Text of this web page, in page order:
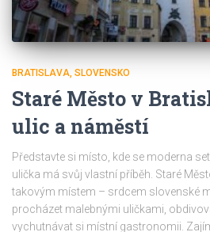
BRATISLAVA SLOVENSKO
Staré Město v
ulic a náměstí
Představte si místo, kde se moderna
ulička má svůj vlastní příběh. Staré
takovým místem – srdcem slovenské
procházet malebnými uličkami,
vychutnávat si místní gastronomii.